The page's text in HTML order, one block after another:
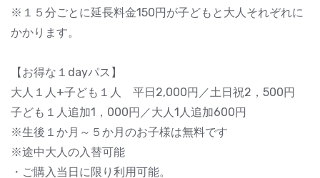
※１５分ごとに延長料金150円が子どもと大人それぞれに
かかります。
【お得な１dayパス】
大人１人+子ども１人 平日2,000円／土日祝2，500円
子ども１人追加1，000円／大人1人追加600円
※生後１か月～５か月のお子様は無料です
※途中大人の入替可能
・ご購入当日に限り利用可能。